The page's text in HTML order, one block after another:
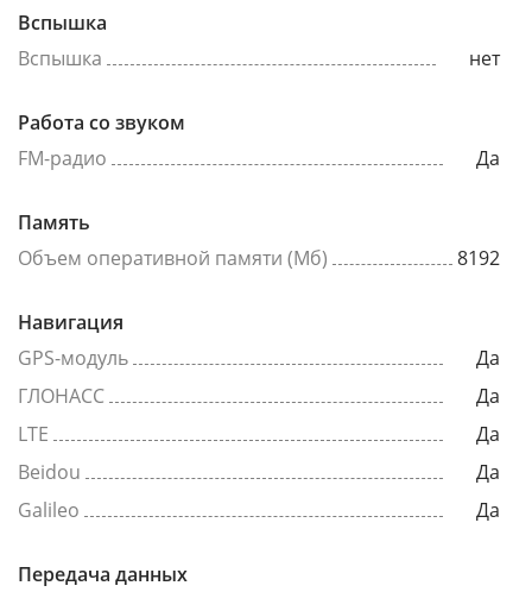
Вспышка
Вспышка
нет
Работа со звуком
FM-радио
Да
Память
Объем оперативной памяти (Мб)
8192
Навигация
GPS-модуль
Да
ГЛОНАСС
Да
LTE
Да
Beidou
Да
Galileo
Да
Передача данных